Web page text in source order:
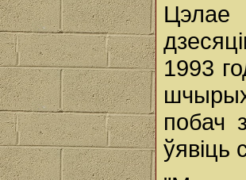
Цэлае
1993
побач
ўявіць